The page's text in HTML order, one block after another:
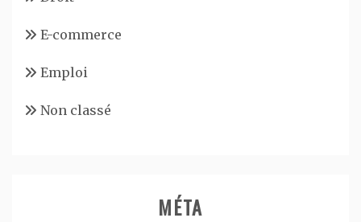
E-commerce
Emploi
Non classé
MÉTA